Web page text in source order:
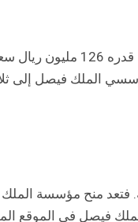
في عام 2023 خصصت
الملك فيصل إلى
منح مؤسسة
فيصل في الموقع